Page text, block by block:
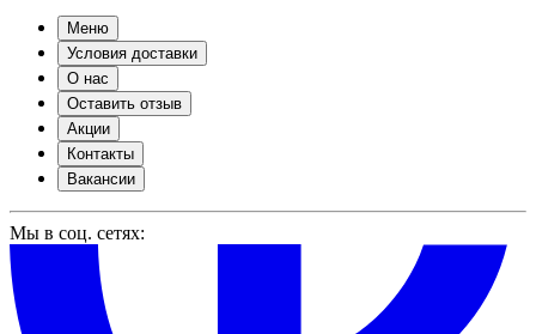
Меню
Условия доставки
О нас
Оставить отзыв
Акции
Контакты
Вакансии
Мы в соц. сетях: